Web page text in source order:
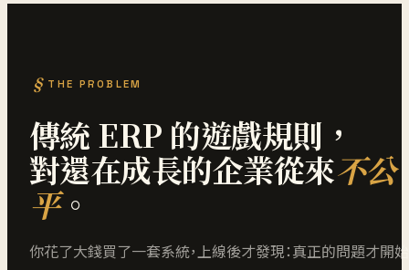
THE PROBLEM
傳統 ERP 的遊戲規則，
對還在成長的企業從來不公
平。
你花了大錢買了一套系統，上線後才發現：真正的問題才開始